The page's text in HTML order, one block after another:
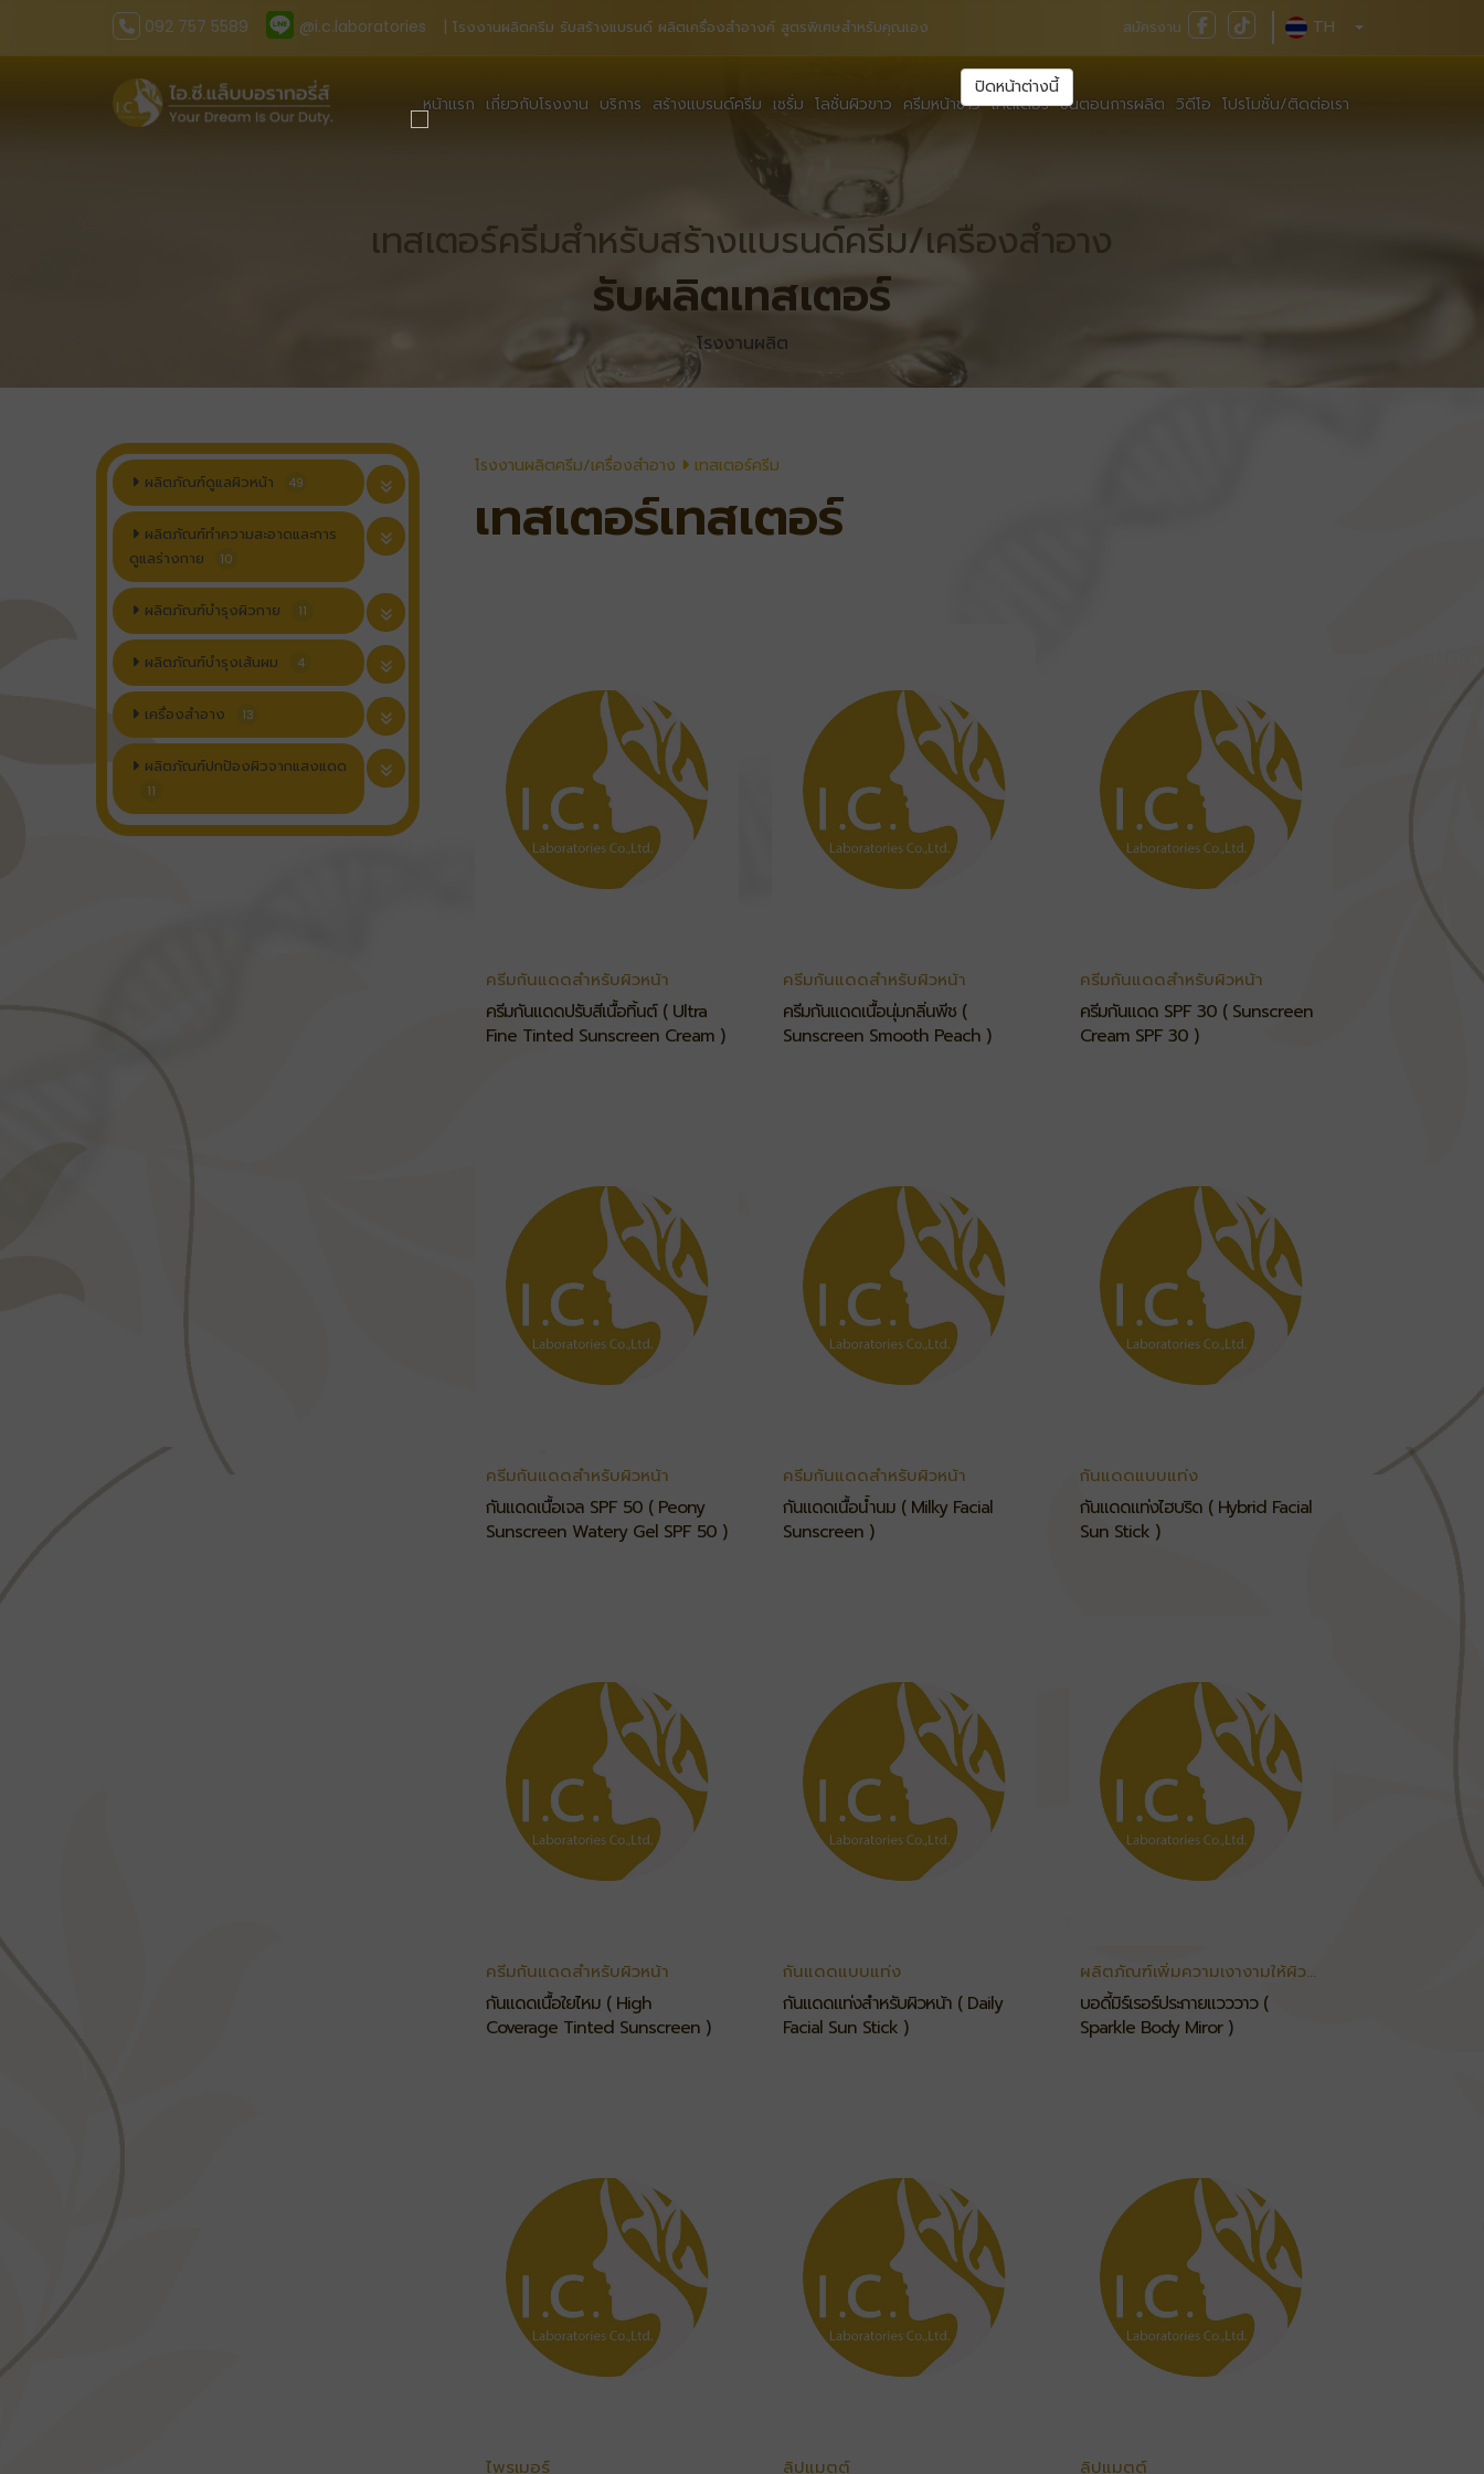
092 757 5589 @i.c.laboratories | โรงงานผลิตครีม รับสร้างแบรนด์ ผลิตเครื่องสำอางค์ สูตรพิเศษสำหรับคุณเอง สมัครงาน TH
หน้าแรก เกี่ยวกับโรงงาน บริการ สร้างแบรนด์ครีม เซรั่ม โลชั่นผิวขาว ครีมหน้าขาว เทสเตอร์ ขั้นตอนการผลิต วิดีโอ โปรโมชั่น/ติดต่อเรา
เทสเตอร์ครีมสำหรับสร้างแบรนด์ครีม/เครืองสำอาง
รับผลิตเทสเตอร์
โรงงานผลิต
โรงงานผลิตครีม/เครื่องสำอาง เทสเตอร์ครีม
เทสเตอร์เทสเตอร์
ครีมกันแดดสำหรับผิวหน้า
ครีมกันแดดปรับสีเนื้อทิ้นต์ ( Ultra
Fine Tinted Sunscreen Cream )
ครีมกันแดดสำหรับผิวหน้า
ครีมกันแดดเนื้อนุ่มกลิ่นพีช (
Sunscreen Smooth Peach )
ครีมกันแดดสำหรับผิวหน้า
ครีมกันแดด SPF 30 ( Sunscreen
Cream SPF 30 )
ครีมกันแดดสำหรับผิวหน้า
กันแดดเนื้อเจล SPF 50 ( Peony
Sunscreen Watery Gel SPF 50 )
ครีมกันแดดสำหรับผิวหน้า
กันแดดเนื้อน้ำนม ( Milky Facial
Sunscreen )
กันแดดแบบแท่ง
กันแดดแท่งไฮบริด ( Hybrid Facial
Sun Stick )
ครีมกันแดดสำหรับผิวหน้า
กันแดดเนื้อใยไหม ( High
Coverage Tinted Sunscreen )
กันแดดแบบแท่ง
กันแดดแท่งสำหรับผิวหน้า ( Daily
Facial Sun Stick )
ผลิตภัณฑ์เพิ่มความเงางามให้ผิว
กาย
บอดี้มิร์เรอร์ประกายแวววาว (
Sparkle Body Miror )
ไพรเมอร์ ลิปแมตต์ ลิปแมตต์
ผลิตภัณฑ์ดูแลผิวหน้า 49
ผลิตภัณฑ์ทำความสะอาดและการ
ดูแลร่างกาย
10
ผลิตภัณฑ์บำรุงผิวกาย 11
ผลิตภัณฑ์บำรุงเส้นผม 4
เครื่องสำอาง 13
ผลิตภัณฑ์ปกป้องผิวจากแสงแดด
11
ปิดหน้าต่างนี้